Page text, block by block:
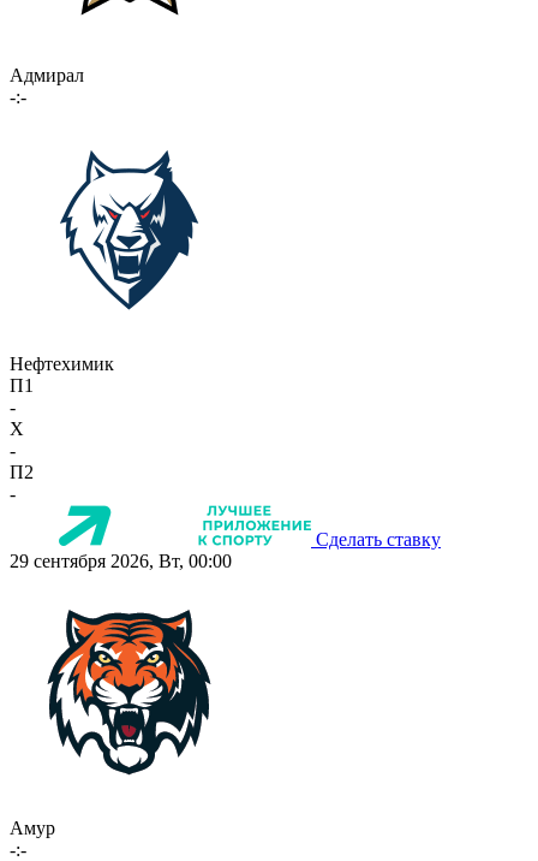
Адмирал
-:-
Нефтехимик
П1
-
X
-
П2
-
Сделать ставку
29 сентября 2026, Вт, 00:00
Амур
-:-